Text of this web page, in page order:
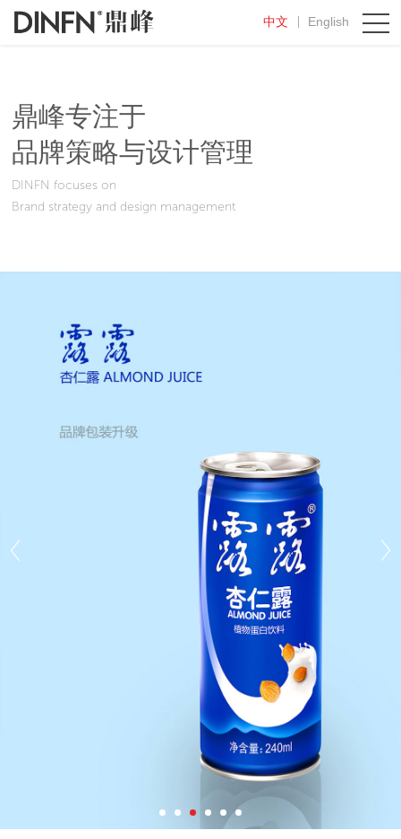
中文 English
鼎峰专注于
品牌策略与设计管理
DINFN focuses on
Brand strategy and design management